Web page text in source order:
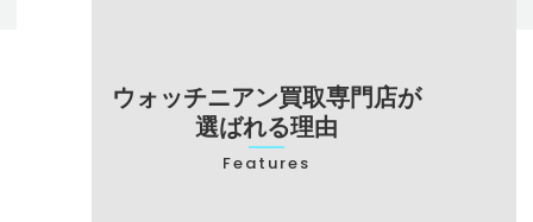
ウォッチニアン買取専門店が
選ばれる理由
Features